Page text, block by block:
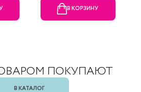
В КОРЗИНУ
ПОКУПАЮТ
В КАТАЛОГ